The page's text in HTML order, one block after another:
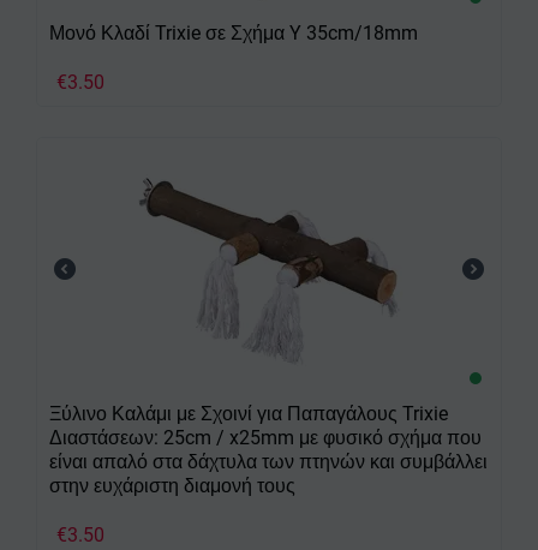
Μονό Κλαδί Trixie σε Σχήμα Y 35cm/18mm
€3.50
Ξύλινο Καλάμι με Σχοινί για Παπαγάλους Trixie
Διαστάσεων: 25cm / x25mm με φυσικό σχήμα που
είναι απαλό στα δάχτυλα των πτηνών και συμβάλλει
στην ευχάριστη διαμονή τους
€3.50